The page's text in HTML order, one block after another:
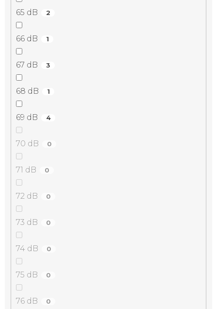
65 dB 2
66 dB 1
67 dB 3
68 dB 1
69 dB 4
70 dB 0
71 dB 0
72 dB 0
73 dB 0
74 dB 0
75 dB 0
76 dB 0